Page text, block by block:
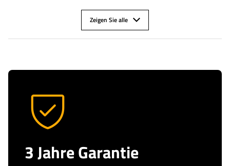
Zeigen Sie alle
3 Jahre Garantie